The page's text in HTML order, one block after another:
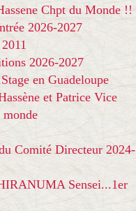
Chpt du Monde !!
2026-2027
2026-2027
en Guadeloupe
et Patrice Vice
Comité Directeur 2024-
Sensei...1er